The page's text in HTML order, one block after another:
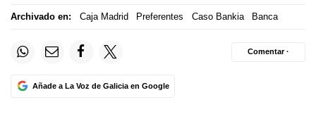
Archivado en: Caja Madrid Preferentes Caso Bankia Banca
Añade a La Voz de Galicia en Google
Comentar ·